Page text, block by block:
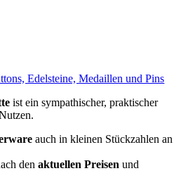
Edelsteine, Medaillen und Pins
ist ein sympathischer, praktischer
auch in kleinen Stückzahlen an
den aktuellen Preisen und